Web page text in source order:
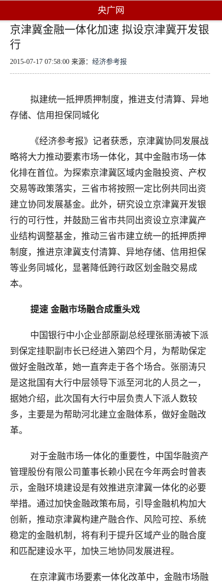
央广网
京津冀金融一体化加速 拟设京津冀开发银
行
2015-07-17 07:58:00 来源： 经济参考报
拟建统一抵押质押制度，推进支付清算、异地
存储、信用担保同城化
《经济参考报》记者获悉，京津冀协同发展战
略将大力推动要素市场一体化，其中金融市场一体
化排在首位。为探索京津冀区域内金融投资、产权
交易等政策落实，三省市将按照一定比例共同出资
建立协同发展基金。此外，研究设立京津冀开发银
行的可行性，并鼓励三省市共同出资设立京津冀产
业结构调整基金，推动三省市建立统一的抵押质押
制度，推进京津冀支付清算、异地存储、信用担保
等业务同城化，显著降低跨行政区划金融交易成
本。
提速 金融市场融合成重头戏
中国银行中小企业部原副总经理张丽涛被下派
到保定挂职副市长已经进入第四个月，为帮助保定
做好金融改革，她一直奔走于各个场合。张丽涛只
是这批国有大行中层领导下派至河北的人员之一，
据她介绍，此次国有大行中层负责人下派人数较
多，主要是为帮助河北建立金融体系，做好金融改
革。
对于金融市场一体化的重要性，中国华融资产
管理股份有限公司董事长赖小民在今年两会时曾表
示，金融环境建设是有效推进京津冀一体化的必要
举措。通过加快金融政策布局，引导金融机构加大
创新，推动京津冀构建产融合作、风险可控、系统
稳定的金融机制，将有利于提升区域产业的融合度
和匹配建设水平，加快三地协同发展进程。
在京津冀市场要素一体化改革中，金融市场融